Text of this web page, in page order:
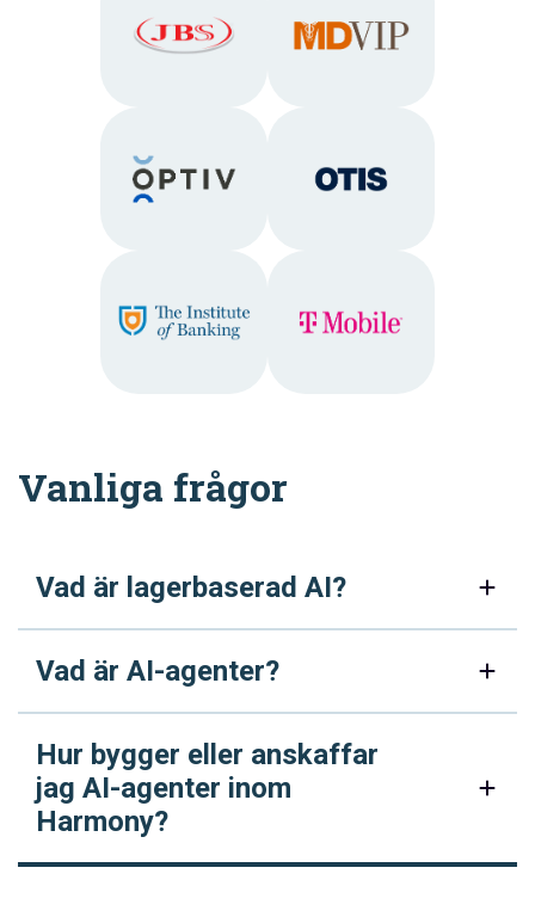
Vanliga frågor
Vad är lagerbaserad AI?
Vad är AI-agenter?
Hur bygger eller anskaffar
jag AI-agenter inom
Harmony?